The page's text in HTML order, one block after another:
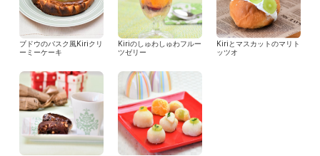
ブドウのバスク風Kiriクリ
ーミーケーキ
Kiriのしゅわしゅわフルー
ツゼリー
Kiriとマスカットのマリト
ッツオ